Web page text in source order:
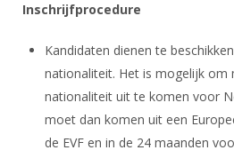
Inschrijfprocedure
Kandidaten dienen te
nationaliteit. Het is mogelijk om
nationaliteit uit te komen voor
moet dan komen uit een
de EVF en in de 24 maanden